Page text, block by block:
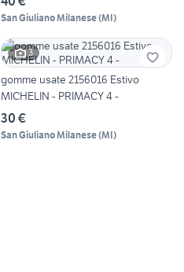
San Giuliano Milanese(MI)
3
gomme usate 2156016 Estivo
MICHELIN - PRIMACY 4 -
30 €
San Giuliano Milanese(MI)